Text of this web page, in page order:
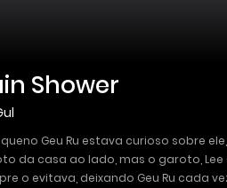
Shower
Geu Ru estava curioso sobre
da casa ao lado, mas o garoto, Lee
o evitava, deixando Geu Ru cada